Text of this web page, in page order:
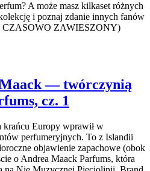
A może masz kilkaset różnych
i poznaj zdanie innych fanów
CZASOWO ZAWIESZONY)
— twórczynią
cz. 1
krańcu Europy wprawił w
perfumeryjnych. To z Islandii
objawienie zapachowe (obok
o Andrea Maack Parfums, która